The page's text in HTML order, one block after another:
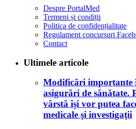
Despre PortalMed
Termeni și condiții
Politica de confidențialitate
Regulament concursuri
Contact
Ultimele articole
Modificări importante
asigurări de sănătate.
vârstă își vor putea
medicale şi investigaţii